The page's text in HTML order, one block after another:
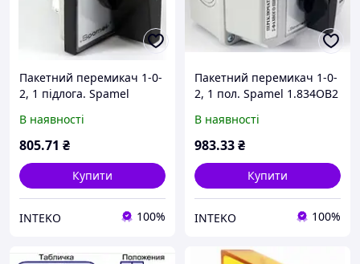
Пакетний перемикач 1-0-
2, 1 підлога. Spamel
самоповоротом
В наявності
805.71 ₴
Купити
INTEKO 100%
Пакетний перемикач 1-0-
2, 1 пол. Spamel 1.834OB2
В наявності
983.33₴
Купити
INTEKO 100%